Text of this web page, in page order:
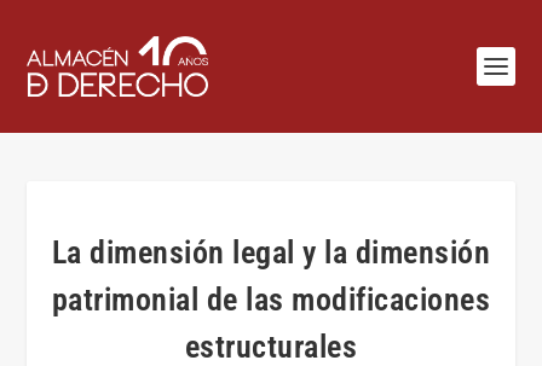
La dimensión legal y la dimensión
patrimonial de las modificaciones
estructurales